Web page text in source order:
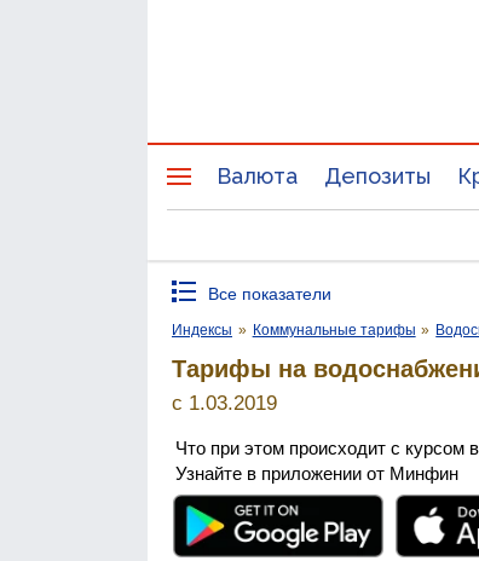
Валюта Депозиты
Все показатели
Индексы » Коммунальные тарифы »
Тарифы на
с 1.03.2019
Что при этом происходит с курсом
Узнайте в приложении от Минфин